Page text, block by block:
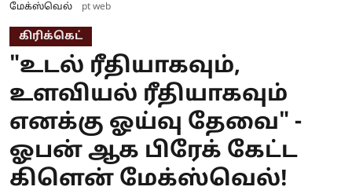
மேக்ஸ்வெல் pt web
கிரிக்கெட்
"உடல் ரீதியாகவும்,
உளவியல் ரீதியாகவும்
எனக்கு ஓய்வு தேவை" -
ஓபன் ஆக பிரேக் கேட்ட
கிளென் மேக்ஸ்வெல்!